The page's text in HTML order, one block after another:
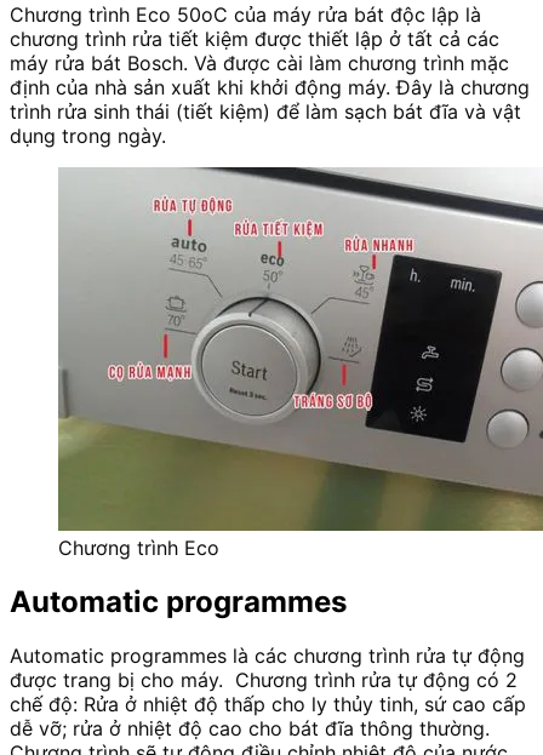
Chương trình Eco 50oC của máy rửa bát độc lập là
chương trình rửa tiết kiệm được thiết lập ở tất cả các
máy rửa bát Bosch. Và được cài làm chương trình mặc
định của nhà sản xuất khi khởi động máy. Đây là chương
trình rửa sinh thái (tiết kiệm) để làm sạch bát đĩa và vật
dụng trong ngày.
Chương trình Eco
Automatic programmes
Automatic programmes là các chương trình rửa tự động
được trang bị cho máy. Chương trình rửa tự động có 2
chế độ: Rửa ở nhiệt độ thấp cho ly thủy tinh, sứ cao cấp
dễ vỡ; rửa ở nhiệt độ cao cho bát đĩa thông thường.